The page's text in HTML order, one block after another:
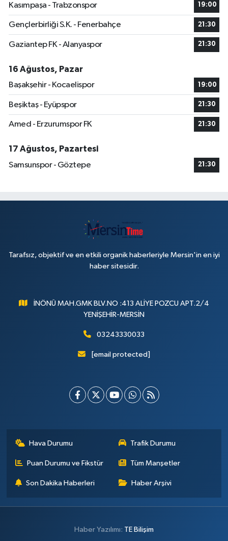
Kasımpaşa - Trabzonspor 19:00
Gençlerbirliği S.K. - Fenerbahçe 21:30
Gaziantep FK - Alanyaspor 21:30
16 Ağustos, Pazar
Başakşehir - Kocaelispor
19:00
Beşiktaş - Eyüpspor 21:30
Amed - Erzurumspor FK 21:30
17 Ağustos, Pazartesi
Samsunspor - Göztepe
21:30
Tarafsız, objektif ve en etkili organik haberleriyle Mersin'in en iyi
haber sitesidir.
İNÖNÜ MAH.GMK BLV.NO :413 ALİYE POZCU APT.2/4
YENİŞEHİR-MERSİN
03243330033
[email protected]
Hava Durumu Trafik Durumu
Puan Durumu ve Fikstür Tüm Manşetler
Son Dakika Haberleri Haber Arşivi
Haber Yazılımı: TE Bilişim